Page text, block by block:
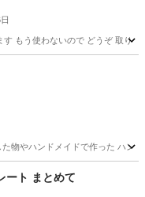
もう使わないので どうぞ 取りに
/小物
物やハンドメイドで作った ハン
/小物 インク
イドなどに プレート まとめて